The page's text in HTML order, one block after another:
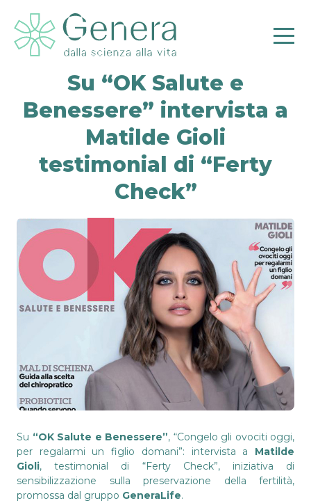
Su “OK Salute e
Benessere” intervista a
Matilde Gioli
testimonial di “Ferty
Check”
Su “OK Salute e Benessere”, “Congelo gli ovociti oggi,
per regalarmi un figlio domani”: intervista a Matilde
Gioli, testimonial di “Ferty Check”, iniziativa di
sensibilizzazione sulla preservazione della fertilità,
promossa dal gruppo GeneraLife.